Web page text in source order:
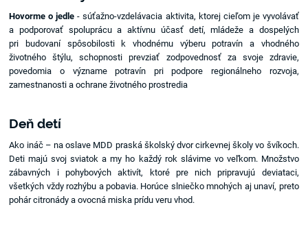
Hovorme o jedle - súťažno-vzdelávacia aktivita, ktorej cieľom je vyvolávať
a podporovať spoluprácu a aktívnu účasť detí, mládeže a dospelých
pri budovaní spôsobilosti k vhodnému výberu potravín a vhodného
životného štýlu, schopnosti prevziať zodpovednosť za svoje zdravie,
povedomia o význame potravín pri podpore regionálneho rozvoja,
zamestnanosti a ochrane životného prostredia
Deň detí
Ako ináč – na oslave MDD praská školský dvor cirkevnej školy vo švíkoch.
Deti majú svoj sviatok a my ho každý rok slávime vo veľkom. Množstvo
zábavných i pohybových aktivít, ktoré pre nich pripravujú deviataci,
všetkých vždy rozhýbu a pobavia. Horúce slniečko mnohých aj unaví, preto
pohár citronády a ovocná miska prídu veru vhod.